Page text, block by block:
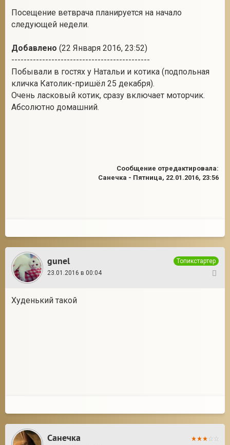
Посещение ветврача планируется на начало
следующей недели.
Добавлено (22 Января 2016, 23:52)
---------------------------------------------
Побывали в гостях у Натальи и котика (подпольная
кличка Католик-пришёл 25 декабря).
Очень ласковый котик, сразу включает моторчик.
Абсолютно домашний.
Сообщение отредактировала:
Санечка - Пятница, 22.01.2016, 23:56
gunel
Топикстартер
23.01.2016 в 00:04
Худенький такой
Санечка